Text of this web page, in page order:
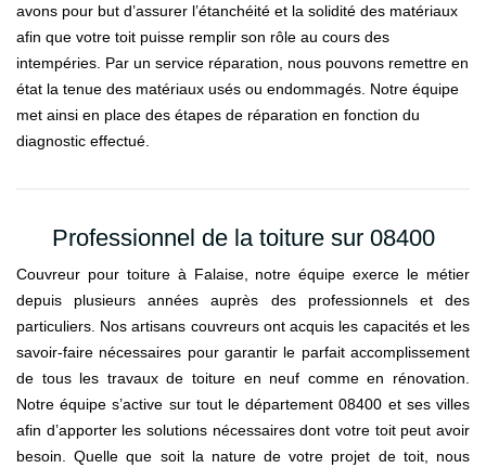
avons pour but d’assurer l’étanchéité et la solidité des matériaux
afin que votre toit puisse remplir son rôle au cours des
intempéries. Par un service réparation, nous pouvons remettre en
état la tenue des matériaux usés ou endommagés. Notre équipe
met ainsi en place des étapes de réparation en fonction du
diagnostic effectué.
Professionnel de la toiture sur 08400
Couvreur pour toiture à Falaise, notre équipe exerce le métier
depuis plusieurs années auprès des professionnels et des
particuliers. Nos artisans couvreurs ont acquis les capacités et les
savoir-faire nécessaires pour garantir le parfait accomplissement
de tous les travaux de toiture en neuf comme en rénovation.
Notre équipe s’active sur tout le département 08400 et ses villes
afin d’apporter les solutions nécessaires dont votre toit peut avoir
besoin. Quelle que soit la nature de votre projet de toit, nous